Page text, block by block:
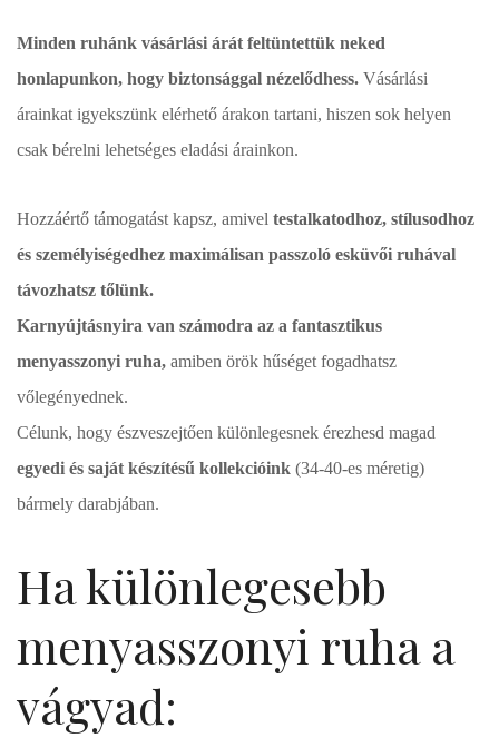
Minden ruhánk vásárlási árát feltüntettük neked
honlapunkon, hogy biztonsággal nézelődhess. Vásárlási
árainkat igyekszünk elérhető árakon tartani, hiszen sok helyen
csak bérelni lehetséges eladási árainkon.
Hozzáértő támogatást kapsz, amivel testalkatodhoz, stílusodhoz
és személyiségedhez maximálisan passzoló esküvői ruhával
távozhatsz tőlünk.
Karnyújtásnyira van számodra az a fantasztikus
menyasszonyi ruha, amiben örök hűséget fogadhatsz
vőlegényednek.
Célunk, hogy észveszejtően különlegesnek érezhesd magad
egyedi és saját készítésű kollekcióink (34-40-es méretig)
bármely darabjában.
Ha különlegesebb
menyasszonyi ruha a
vágyad: